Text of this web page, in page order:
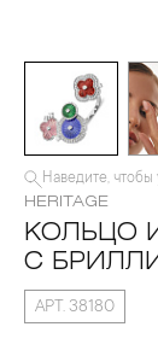
Наведите, чтобы
HERITAGE
КОЛЬЦО
С
АРТ. 38180